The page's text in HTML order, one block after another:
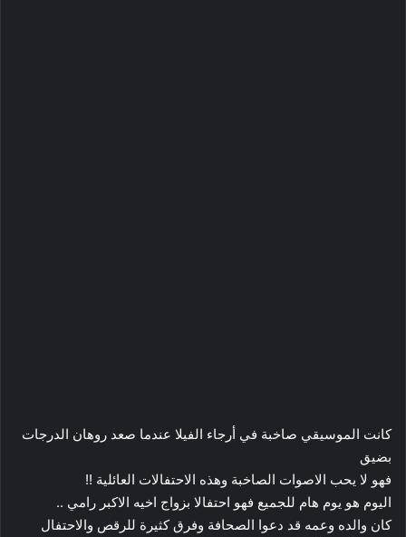
كانت الموسيقي صاخبة في أرجاء الفيلا عندما صعد روهان الدرجات
بضيق
فهو لا يحب الاصوات الصاخبة وهذه الاحتفالات العائلية !!
اليوم هو يوم هام للجميع فهو احتفالا بزواج اخيه الاكبر رامي ..
كان والده وعمه قد دعوا الصحافة وفرق كثيرة للرقص والاحتفال